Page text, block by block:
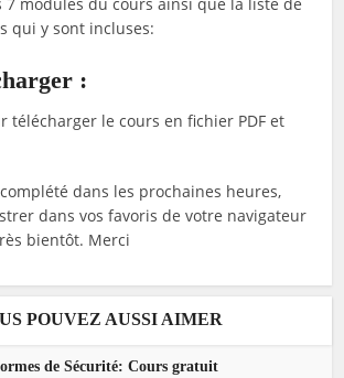
qui y sont incluses:
:
télécharger le cours en fichier PDF et
dans les prochaines heures,
dans vos favoris de votre navigateur
bientôt. Merci
POUVEZ AUSSI AIMER
de Sécurité: Cours gratuit